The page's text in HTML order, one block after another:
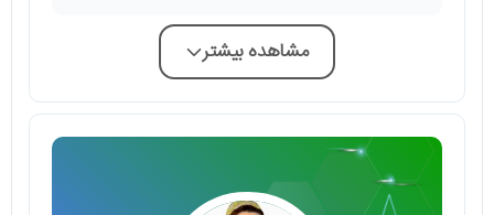
مشاهده بیشتر